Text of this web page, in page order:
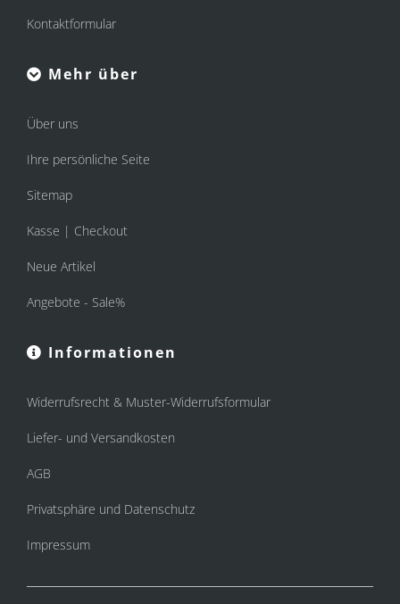
Kontaktformular
Mehr über
Über uns
Ihre persönliche Seite
Sitemap
Kasse | Checkout
Neue Artikel
Angebote - Sale%
Informationen
Widerrufsrecht & Muster-Widerrufsformular
Liefer- und Versandkosten
AGB
Privatsphäre und Datenschutz
Impressum